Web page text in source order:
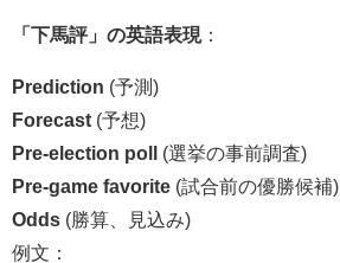
「下馬評」の英語表現 ：
Prediction (予測)
Forecast (予想)
Pre-election poll
(選挙の事前調査)
Pre-game favorite (試合前の優勝候補)
Odds (勝算、見込み)
例文：